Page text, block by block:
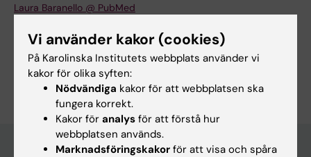
Laura Baranello @ PubMed
Cell- och molekylärbiologi
Är du Laura Baranello?
Redigera din profil
Vi använder kakor (cookies)
På Karolinska Institutets webbplats använder vi
kakor för olika syften:
Nödvändiga kakor för att webbplatsen ska
fungera korrekt.
Kakor för analys för att förstå hur
webbplatsen används.
Marknadsföringskakor för att visa och spåra